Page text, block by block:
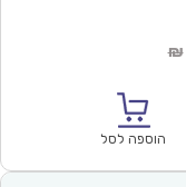
₪
הוספה לסל